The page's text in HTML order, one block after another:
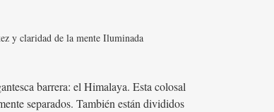
y claridad de la mente Iluminada
barrera: el Himalaya. Esta colosal
separados. También están divididos